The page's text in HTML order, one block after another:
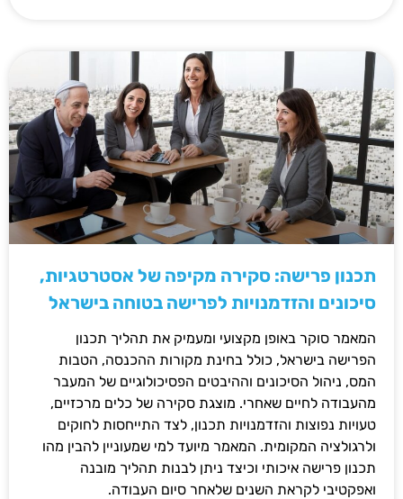
תכנון פרישה: סקירה מקיפה של אסטרטגיות,
סיכונים והזדמנויות לפרישה בטוחה בישראל
המאמר סוקר באופן מקצועי ומעמיק את תהליך תכנון
הפרישה בישראל, כולל בחינת מקורות ההכנסה, הטבות
המס, ניהול הסיכונים וההיבטים הפסיכולוגיים של המעבר
מהעבודה לחיים שאחרי. מוצגת סקירה של כלים מרכזיים,
טעויות נפוצות והזדמנויות תכנון, לצד התייחסות לחוקים
ולרגולציה המקומית. המאמר מיועד למי שמעוניין להבין מהו
תכנון פרישה איכותי וכיצד ניתן לבנות תהליך מובנה
ואפקטיבי לקראת השנים שלאחר סיום העבודה.